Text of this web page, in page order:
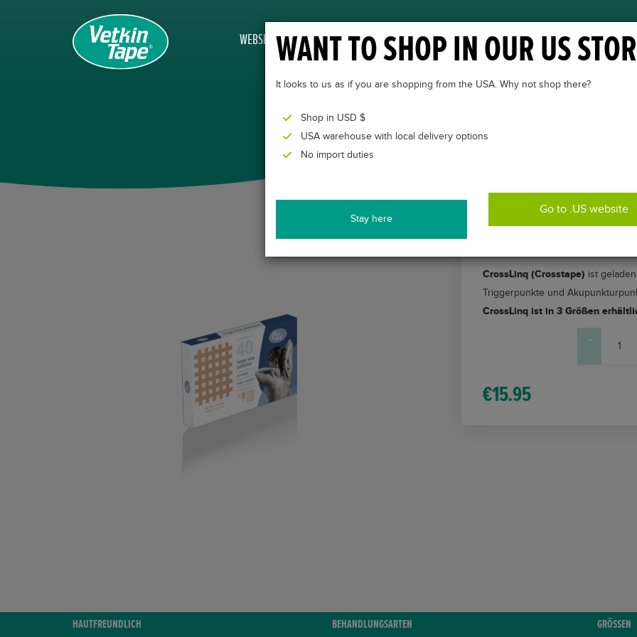
WEBSHOP ÜBER VETKINTAPE® CASES VETKINTAPE®
CROSSLINQ®
CrossLinq (Crosstape) ist
Triggerpunkte und
CrossLinq ist in 3 Größen
-
€15.95
HAUTFREUNDLICH BEHANDLUNGSARTEN GRÖSSEN
WANT TO SHOP IN OUR US
It looks to us as if you are shopping from the USA. Why not shop there?
Shop in USD $
USA warehouse with local delivery options
No import duties
Stay here
Go to .US website